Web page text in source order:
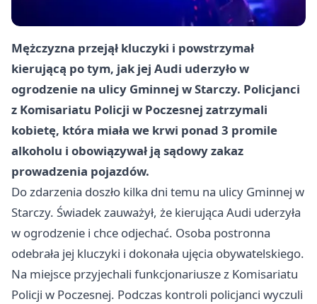
Mężczyzna przejął kluczyki i powstrzymał
kierującą po tym, jak jej Audi uderzyło w
ogrodzenie na ulicy Gminnej w Starczy. Policjanci
z Komisariatu Policji w Poczesnej zatrzymali
kobietę, która miała we krwi ponad 3 promile
alkoholu i obowiązywał ją sądowy zakaz
prowadzenia pojazdów.
Do zdarzenia doszło kilka dni temu na ulicy Gminnej w
Starczy. Świadek zauważył, że kierująca Audi uderzyła
w ogrodzenie i chce odjechać. Osoba postronna
odebrała jej kluczyki i dokonała ujęcia obywatelskiego.
Na miejsce przyjechali funkcjonariusze z Komisariatu
Policji w Poczesnej. Podczas kontroli policjanci wyczuli